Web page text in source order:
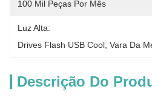
100 Mil Peças Por Mês
Luz Alta:
Drives Flash USB Cool Vara Da
Descrição Do